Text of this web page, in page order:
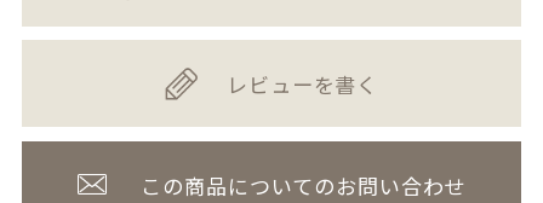
レビューを書く
この商品についてのお問い合わせ